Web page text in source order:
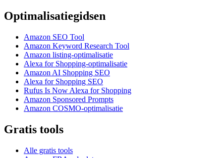
Optimalisatiegidsen
Amazon SEO Tool
Amazon Keyword Research Tool
Amazon listing-optimalisatie
Alexa for Shopping-optimalisatie
Amazon AI Shopping SEO
Alexa for Shopping SEO
Rufus Is Now Alexa for Shopping
Amazon Sponsored Prompts
Amazon COSMO-optimalisatie
Gratis tools
Alle gratis tools